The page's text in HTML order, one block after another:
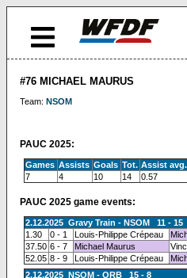
#76 MICHAEL MAURUS
Team: NSOM
PAUC 2025:
Games Assists Goals Tot. Assist avg.
7
4 10 14 0.57
PAUC 2025 game events:
2.12.2025 Gravy Train - NSOM 11 - 15
1.30
0 - 1 Louis-Philippe Crépeau
37.50 6 - 7 Michael Maurus
52.05 8 - 9 Louis-Philippe Crépeau
2.12.2025 NSOM - ORB 15 - 8